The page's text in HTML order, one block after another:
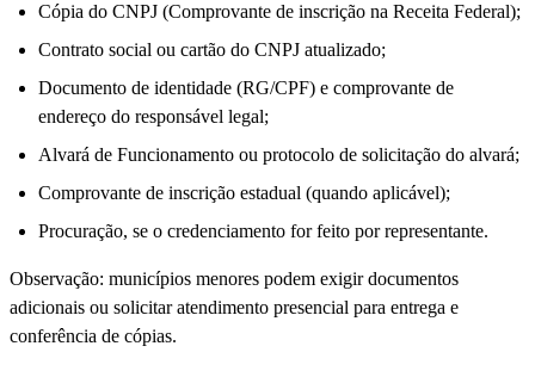
Cópia do CNPJ (Comprovante de inscrição na Receita Federal);
Contrato social ou cartão do CNPJ atualizado;
Documento de identidade (RG/CPF) e comprovante de
endereço do responsável legal;
Alvará de Funcionamento ou protocolo de solicitação do alvará;
Comprovante de inscrição estadual (quando aplicável);
Procuração, se o credenciamento for feito por representante.
Observação: municípios menores podem exigir documentos
adicionais ou solicitar atendimento presencial para entrega e
conferência de cópias.